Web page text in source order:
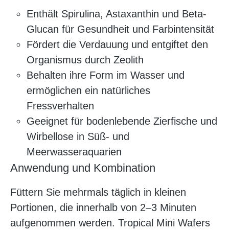
Enthält Spirulina, Astaxanthin und Beta-
Glucan für Gesundheit und Farbintensität
Fördert die Verdauung und entgiftet den
Organismus durch Zeolith
Behalten ihre Form im Wasser und
ermöglichen ein natürliches
Fressverhalten
Geeignet für bodenlebende Zierfische und
Wirbellose in Süß- und
Meerwasseraquarien
Anwendung und Kombination
Füttern Sie mehrmals täglich in kleinen
Portionen, die innerhalb von 2–3 Minuten
aufgenommen werden. Tropical Mini Wafers